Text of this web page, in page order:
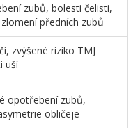
zubů, bolesti čelisti,
předních zubů
zvýšené riziko TMJ
uší
opotřebení zubů,
obličeje